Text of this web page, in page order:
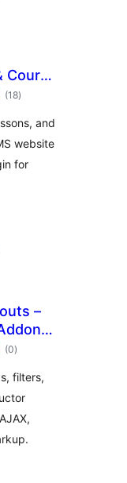
Course
(18საერთო
რეიტინგი
)
and
website
for
–
(0საერთო
რეიტინგი
)
filters,